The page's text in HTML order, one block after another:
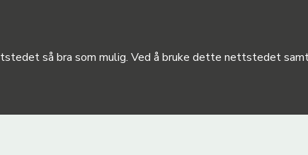
så bra som mulig. Ved å bruke dette nettstedet